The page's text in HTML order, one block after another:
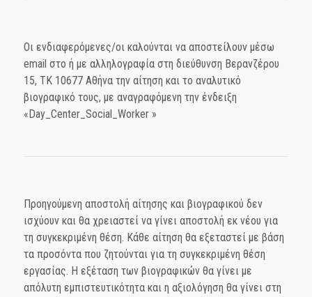
Οι ενδιαφερόμενες/οι καλούνται να αποστείλουν μέσω
email στο ή με αλληλογραφία στη διεύθυνση Βερανζέρου
15, ΤΚ 10677 Αθήνα την αίτηση και το αναλυτικό
βιογραφικό τους, με αναγραφόμενη την ένδειξη
«Day_Center_Social_Worker »
Προηγούμενη αποστολή αίτησης και βιογραφικού δεν
ισχύουν και θα χρειαστεί να γίνει αποστολή εκ νέου για
τη συγκεκριμένη θέση. Κάθε αίτηση θα εξεταστεί με βάση
τα προσόντα που ζητούνται για τη συγκεκριμένη θέση
εργασίας. Η εξέταση των βιογραφικών θα γίνει με
απόλυτη εμπιστευτικότητα και η αξιολόγηση θα γίνει στη